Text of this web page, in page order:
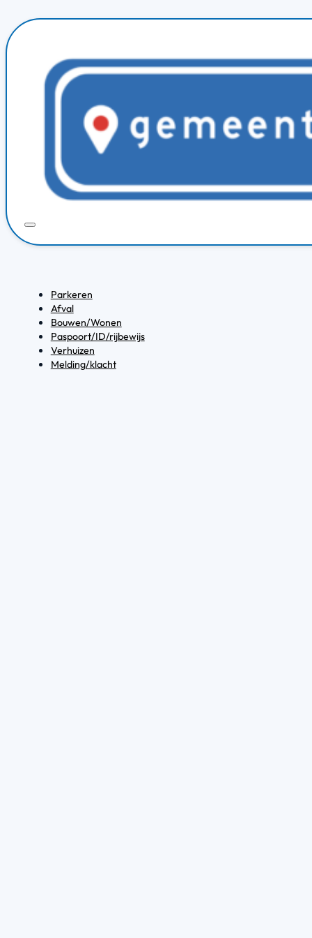
Parkeren
Afval
Bouwen/Wonen
Paspoort/ID/rijbewijs
Verhuizen
Melding/klacht